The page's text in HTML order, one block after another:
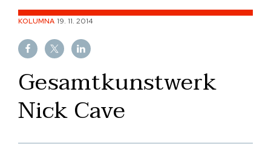
content
KOLUMNA 19. 11. 2014
Gesamtkunstwerk
Nick Cave